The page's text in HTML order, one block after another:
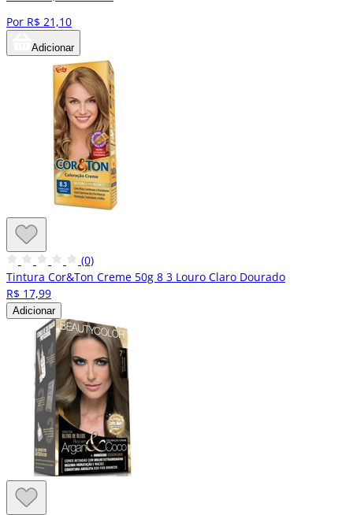
Por R$ 21,10
Adicionar
(0)
Tintura Cor&Ton Creme 50g 8 3 Louro Claro Dourado
R$ 17,99
Adicionar